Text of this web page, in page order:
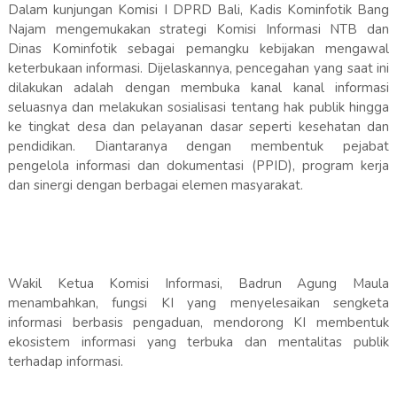
Dalam kunjungan Komisi I DPRD Bali, Kadis Kominfotik Bang
Najam mengemukakan strategi Komisi Informasi NTB dan
Dinas Kominfotik sebagai pemangku kebijakan mengawal
keterbukaan informasi. Dijelaskannya, pencegahan yang saat ini
dilakukan adalah dengan membuka kanal kanal informasi
seluasnya dan melakukan sosialisasi tentang hak publik hingga
ke tingkat desa dan pelayanan dasar seperti kesehatan dan
pendidikan. Diantaranya dengan membentuk pejabat
pengelola informasi dan dokumentasi (PPID), program kerja
dan sinergi dengan berbagai elemen masyarakat.
Wakil Ketua Komisi Informasi, Badrun Agung Maula
menambahkan, fungsi KI yang menyelesaikan sengketa
informasi berbasis pengaduan, mendorong KI membentuk
ekosistem informasi yang terbuka dan mentalitas publik
terhadap informasi.